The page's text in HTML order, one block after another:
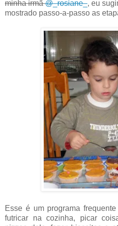
minha irmã@_rosiane_, eu
mostrado passo-a-passo as
Esse é um programa
futricar na cozinha, picar